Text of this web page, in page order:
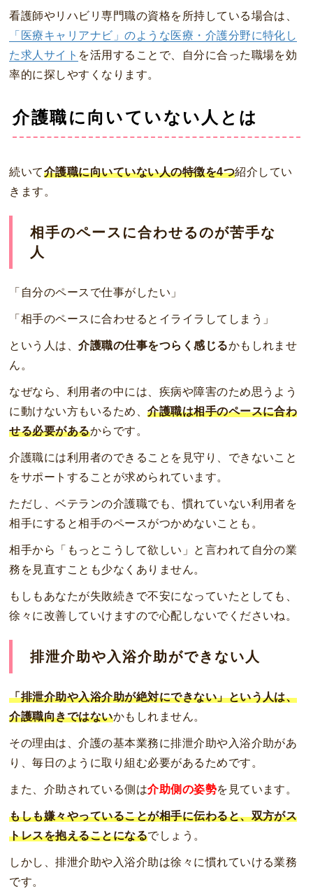
看護師やリハビリ専門職の資格を所持している場合は、
「医療キャリアナビ」のような医療・介護分野に特化し
た求人サイト を活用することで、自分に合った職場を効
率的に探しやすくなります。
介護職に向いていない人とは
続いて介護職に向いていない人の特徴を4つ紹介してい
きます。
相手のペースに合わせるのが苦手な
人
「自分のペースで仕事がしたい」
「相手のペースに合わせるとイライラしてしまう」
という人は、介護職の仕事をつらく感じるかもしれませ
ん。
なぜなら、利用者の中には、疾病や障害のため思うよう
に動けない方もいるため、介護職は相手のペースに合わ
せる必要があるからです。
介護職には利用者のできることを見守り、できないこと
をサポートすることが求められています。
ただし、ベテランの介護職でも、慣れていない利用者を
相手にすると相手のペースがつかめないことも。
相手から「もっとこうして欲しい」と言われて自分の業
務を見直すことも少なくありません。
もしもあなたが失敗続きで不安になっていたとしても、
徐々に改善していけますので心配しないでくださいね。
排泄介助や入浴介助ができない人
「排泄介助や入浴介助が絶対にできない」という人は、
介護職向きではないかもしれません。
その理由は、介護の基本業務に排泄介助や入浴介助があ
り、毎日のように取り組む必要があるためです。
また、介助されている側は介助側の姿勢を見ています。
もしも嫌々やっていることが相手に伝わると、双方がス
トレスを抱えることになるでしょう。
しかし、排泄介助や入浴介助は徐々に慣れていける業務
です。